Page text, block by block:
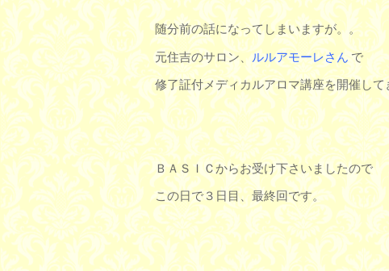
随分前の話になってしまいますが。。
元住吉のサロン、ルルアモーレさん で
修了証付メディカルアロマ講座を開催して
ＢＡＳＩＣからお受け下さいましたので
この日で３日目、最終回です。